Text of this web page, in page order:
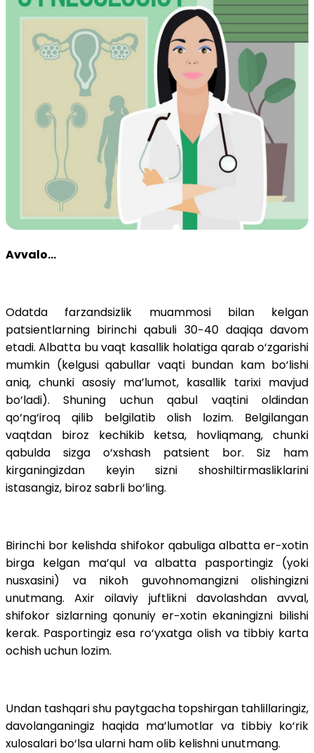
Avvalo...
Odatda farzandsizlik muammosi bilan kelgan
patsientlarning birinchi qabuli 30−40 daqiqa davom
etadi. Albatta bu vaqt kasallik holatiga qarab o‘zgarishi
mumkin (kelgusi qabullar vaqti bundan kam bo‘lishi
aniq, chunki asosiy ma’lumot, kasallik tarixi mavjud
bo‘ladi). Shuning uchun qabul vaqtini oldindan
qo‘ng‘iroq qilib belgilatib olish lozim. Belgilangan
vaqtdan biroz kechikib ketsa, hovliqmang, chunki
qabulda sizga o‘xshash patsient bor. Siz ham
kirganingizdan keyin sizni shoshiltirmasliklarini
istasangiz, biroz sabrli bo‘ling.
Birinchi bor kelishda shifokor qabuliga albatta er−xotin
birga kelgan ma’qul va albatta pasportingiz (yoki
nusxasini) va nikoh guvohnomangizni olishingizni
unutmang. Axir oilaviy juftlikni davolashdan avval,
shifokor sizlarning qonuniy er−xotin ekaningizni bilishi
kerak. Pasportingiz esa ro‘yxatga olish va tibbiy karta
ochish uchun lozim.
Undan tashqari shu paytgacha topshirgan tahlillaringiz,
davolanganingiz haqida ma’lumotlar va tibbiy ko‘rik
xulosalari bo‘lsa ularni ham olib kelishni unutmang.